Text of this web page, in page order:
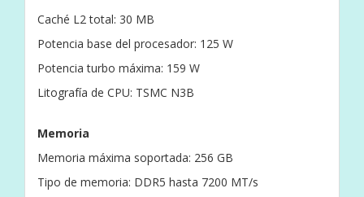
Caché L2 total: 30 MB
Potencia base del procesador: 125 W
Potencia turbo máxima: 159 W
Litografía de CPU: TSMC N3B
Memoria
Memoria máxima soportada: 256 GB
Tipo de memoria: DDR5 hasta 7200 MT/s